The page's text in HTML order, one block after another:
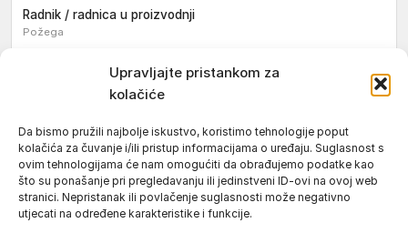
Upravljajte pristankom za
kolačiće
Da bismo pružili najbolje iskustvo, koristimo tehnologije poput
kolačića za čuvanje i/ili pristup informacijama o uređaju. Suglasnost s
ovim tehnologijama će nam omogućiti da obrađujemo podatke kao
što su ponašanje pri pregledavanju ili jedinstveni ID-ovi na ovoj web
stranici. Nepristanak ili povlačenje suglasnosti može negativno
utjecati na određene karakteristike i funkcije.
Radnik / radnica u proizvodnji
Požega
Sezonski pomoćni radnik / sezonska pomoćna radnica
Pomoćni pekar / pomoćna pekarica
Pekar / pekarica
Požega
Konobar / konobarica
Požega